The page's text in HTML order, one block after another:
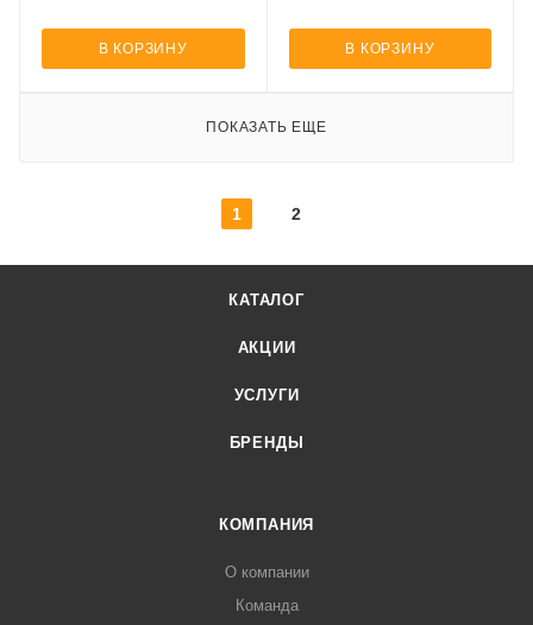
В КОРЗИНУ В КОРЗИНУ
ПОКАЗАТЬ ЕЩЕ
1 2
КАТАЛОГ
АКЦИИ
УСЛУГИ
БРЕНДЫ
КОМПАНИЯ
О компании
Команда